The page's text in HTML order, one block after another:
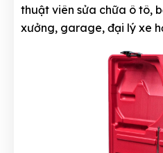
thuật viên sửa chữa ô tô,
xưởng, garage, đại lý xe